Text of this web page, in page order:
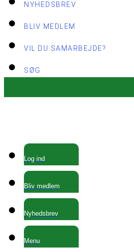
NYHEDSBREV
BLIV MEDLEM
VIL DU SAMARBEJDE?
SØG
Log ind
Bliv medlem
Nyhedsbrev
Menu